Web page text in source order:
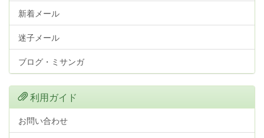
新着メール
迷子メール
ブログ・ミサンガ
利用ガイド
お問い合わせ